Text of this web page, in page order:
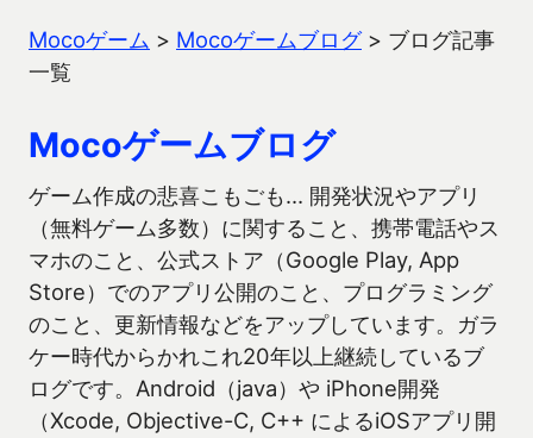
Mocoゲーム > Mocoゲームブログ> ブログ記事
一覧
Mocoゲームブログ
ゲーム作成の悲喜こもごも… 開発状況やアプリ
（無料ゲーム多数）に関すること、携帯電話やス
マホのこと、公式ストア（Google Play, App
Store）でのアプリ公開のこと、プログラミング
のこと、更新情報などをアップしています。ガラ
ケー時代からかれこれ20年以上継続しているブ
ログです。Android（java）や iPhone開発
（Xcode, Objective-C, C++ によるiOSアプリ開